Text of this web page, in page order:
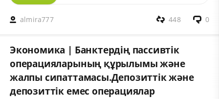
almira777 0
448
Экономика | Банктердің пассивтік
операцияларының құрылымы және
жалпы сипаттамасы.Депозиттік және
депозиттік емес операциялар